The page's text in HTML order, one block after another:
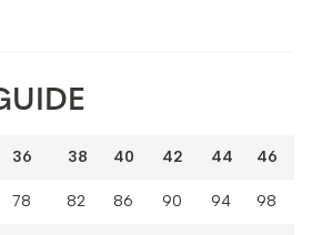
36 38 40 42 44 46
78 82 86 90 94 98